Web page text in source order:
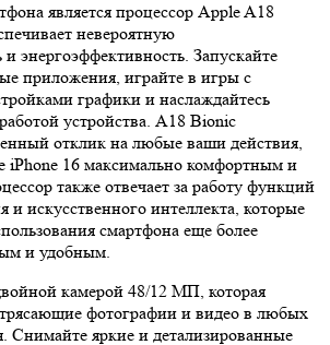
является процессор Apple A18
невероятную
и энергоэффективность. Запускайте
приложения, играйте в игры с
графики и наслаждайтесь
устройства. A18 Bionic
отклик на любые ваши действия,
iPhone 16 максимально комфортным и
также отвечает за работу функций
искусственного интеллекта, которые
смартфона еще более
и удобным.
камерой 48/12 МП, которая
фотографии и видео в любых
Снимайте яркие и детализированные